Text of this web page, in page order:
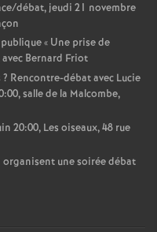
débat, jeudi 21 novembre
« Une prise de
avec Bernard Friot
? Rencontre-débat avec Lucie
salle de la Malcombe,
20:00, Les oiseaux, 48 rue
organisent une soirée débat